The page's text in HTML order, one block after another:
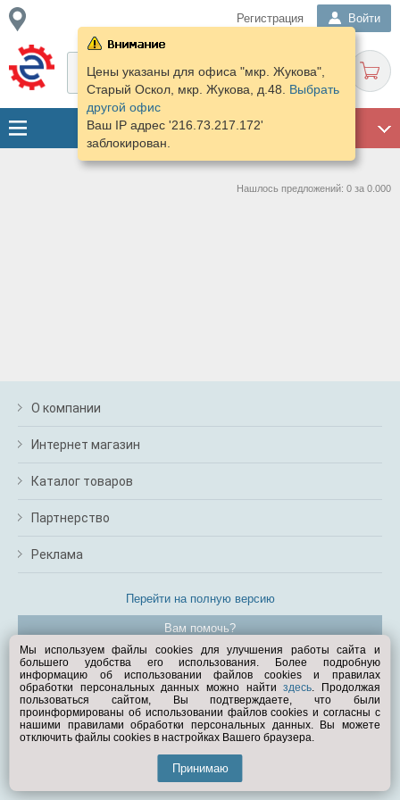
Регистрация Войти
Цены указаны для офиса "мкр. Жукова",
Старый Оскол, мкр. Жукова, д.48. Выбрать
другой офис
Ваш IP адрес '216.73.217.172'
заблокирован.
Нашлось предложений: 0 за 0.000
О компании
Интернет магазин
Каталог товаров
Партнерство
Реклама
Перейти на полную версию
Вам помочь?
© Exist.ru 1998—2026
Мы используем файлы cookies для улучшения работы сайта и
большего удобства его использования. Более подробную
информацию об использовании файлов cookies и правилах
обработки персональных данных можно найтиздесь. Продолжая
пользоваться сайтом, Вы подтверждаете, что были
проинформированы об использовании файлов cookies и согласны с
нашими правилами обработки персональных данных. Вы можете
отключить файлы cookies в настройках Вашего браузера.
Принимаю